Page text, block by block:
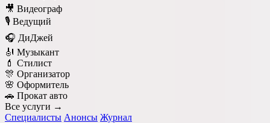
🎥 Видеограф
🎙️ Ведущий
🎧 ДиДжей
🎻 Музыкант
💄 Стилист
🎊 Организатор
🌸 Оформитель
🚗 Прокат авто
Все услуги →
Специалисты Анонсы Журнал